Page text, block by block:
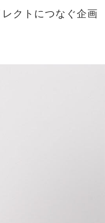
クトにつなぐ企画